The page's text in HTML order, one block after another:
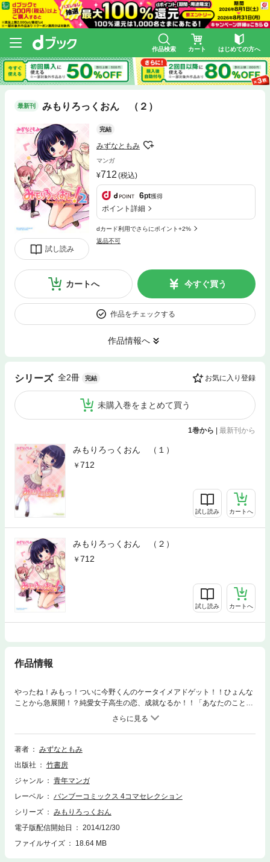
作品検索 カート はじめての方へ
最新刊 みもりろっくおん （２）
試し読み
完結
みずなともみ
マンガ
712 (税込)
6pt獲得
ポイント詳細
dカード利用でさらにポイント+2%
返品不可
カートへ 今すぐ買う
作品をチェックする
作品情報へ
シリーズ 全2冊 完結 お気に入り登録
未購入巻をまとめて買う
1巻から | 最新刊から
みもりろっくおん （１）
712
試し読み カートへ
みもりろっくおん （２）
712
試し読み カートへ
作品情報
やったね！みもっ！ついに今野くんのケータイメアドゲット！！ひょんな
ことから急展開！？純愛女子高生の恋、成就なるか！！「あなたのこと36
5日教室のすみからずっと見ていました…！」女子高生ストーカーのちょ
っぴりアブない日常!?４コマ！
著者
みずなともみ
出版社
竹書房
ジャンル
青年マンガ
レーベル
バンブーコミックス 4コマセレクション
シリーズ
みもりろっくおん
電子版配信開始日
2014/12/30
ファイルサイズ
18.64 MB